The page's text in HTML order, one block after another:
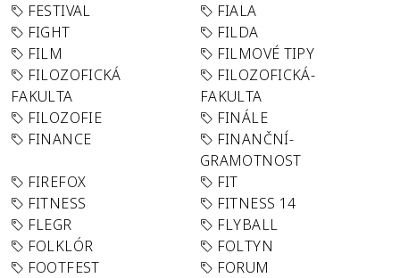
FESTIVAL
FIALA
FIGHT
FILDA
FILM
FILMOVÉ TIPY
FILOZOFICKÁ
FAKULTA
FILOZOFICKÁ-
FAKULTA
FILOZOFIE
FINÁLE
FINANCE
FINANČNÍ-
GRAMOTNOST
FIREFOX
FIT
FITNESS
FITNESS 14
FLEGR
FLYBALL
FOLKLÓR
FOLTYN
FOOTFEST
FORUM